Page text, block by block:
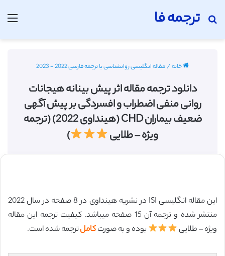
ترجمه فا
جستجو برای
خانه/مقاله انگلیسی روانشناسی با ترجمه فارسی 2022 - 2023
دانلود ترجمه مقاله اثر پیش بینانه هیجانات
روانی منفی اضطراب و افسردگی بر پیش آگهی
ضعیف بیماران CHD (هینداوی 2022) (ترجمه
ویژه – طلایی
)
این مقاله انگلیسی ISI در نشریه هینداوی در 8 صفحه در سال 2022
منتشر شده و ترجمه آن 15 صفحه میباشد. کیفیت ترجمه این مقاله
ویژه – طلایی
بوده و به صورتکاملترجمه شده است.